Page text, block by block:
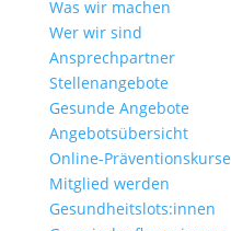
Was wir machen
Wer wir sind
Ansprechpartner
Stellenangebote
Gesunde Angebote
Angebotsübersicht
Online-Präventionskurse
Mitglied werden
Gesundheitslots:innen